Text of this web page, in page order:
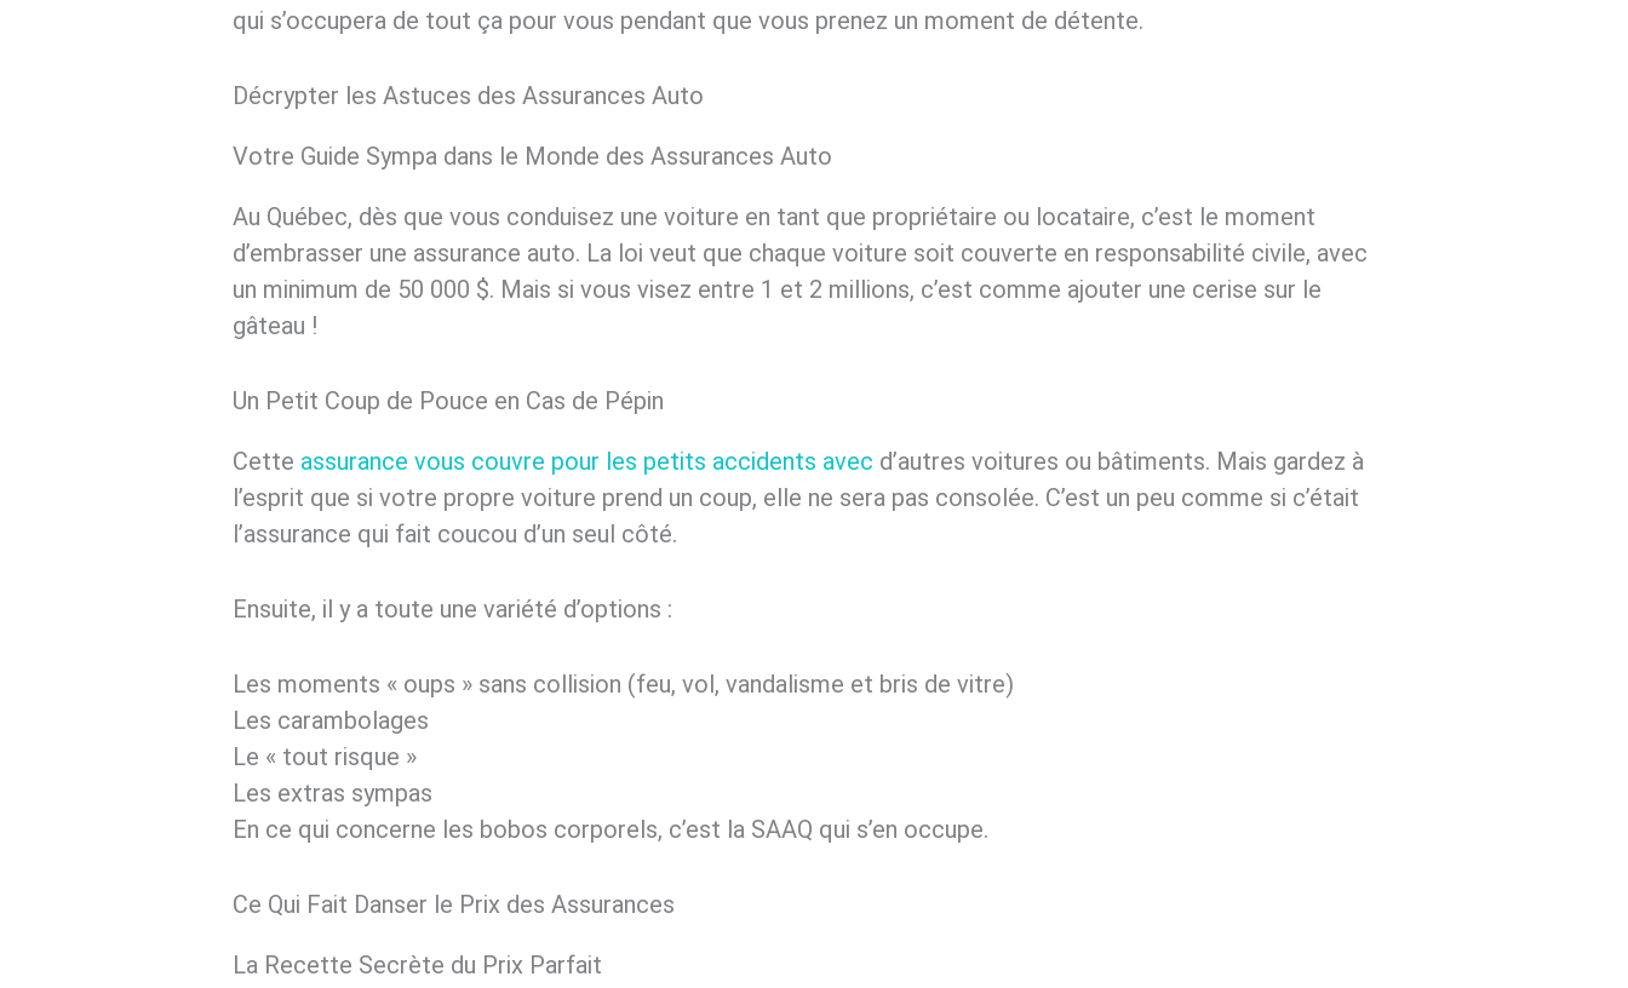
qui s’occupera de tout ça pour vous pendant que vous prenez un moment de détente.
Décrypter les Astuces des Assurances Auto
Votre Guide Sympa dans le Monde des Assurances Auto
Au Québec, dès que vous conduisez une voiture en tant que propriétaire ou locataire, c’est le moment
d’embrasser une assurance auto. La loi veut que chaque voiture soit couverte en responsabilité civile, avec
un minimum de 50 000 $. Mais si vous visez entre 1 et 2 millions, c’est comme ajouter une cerise sur le
gâteau !
Un Petit Coup de Pouce en Cas de Pépin
Cette assurance vous couvre pour les petits accidents avec d’autres voitures ou bâtiments. Mais gardez à
l’esprit que si votre propre voiture prend un coup, elle ne sera pas consolée. C’est un peu comme si c’était
l’assurance qui fait coucou d’un seul côté.
Ensuite, il y a toute une variété d’options :
Les moments « oups » sans collision (feu, vol, vandalisme et bris de vitre)
Les carambolages
Le « tout risque »
Les extras sympas
En ce qui concerne les bobos corporels, c’est la SAAQ qui s’en occupe.
Ce Qui Fait Danser le Prix des Assurances
La Recette Secrète du Prix Parfait